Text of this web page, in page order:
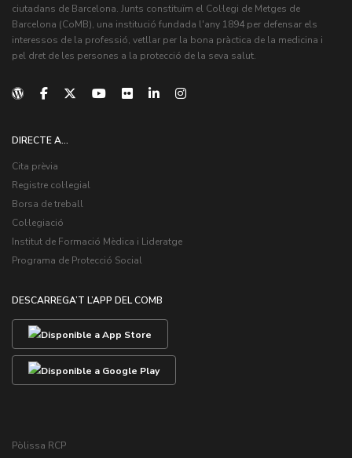
ciutadans de Barcelona. Junts constituïm el Col·legi de Metges de
Barcelona (CoMB), una institució fundada l'any 1894 per defensar els
interessos de la professió, vetllar per la bona pràctica de la medicina i
pel dret de les persones a la protecció de la seva salut.
DIRECTE A...
Cita prèvia
Registre col·legial
Borsa de treball
Col·legiació
Institut de Formació Mèdica i Lideratge
Programa de Protecció Social
DESCARREGA’T L’APP DEL COMB
Pòlissa RCP